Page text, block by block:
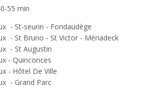
55 min
- St-seurin - Fondaudège
- St Bruno - St Victor - Mériadeck
- St Augustin
- Quinconces
- Hôtel De Ville
- Grand Parc